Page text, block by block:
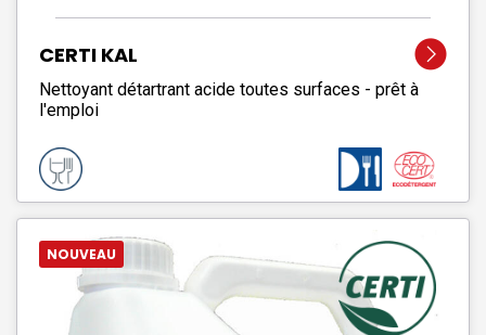
CERTI KAL
Nettoyant détartrant acide toutes surfaces - prêt à
l'emploi
NOUVEAU